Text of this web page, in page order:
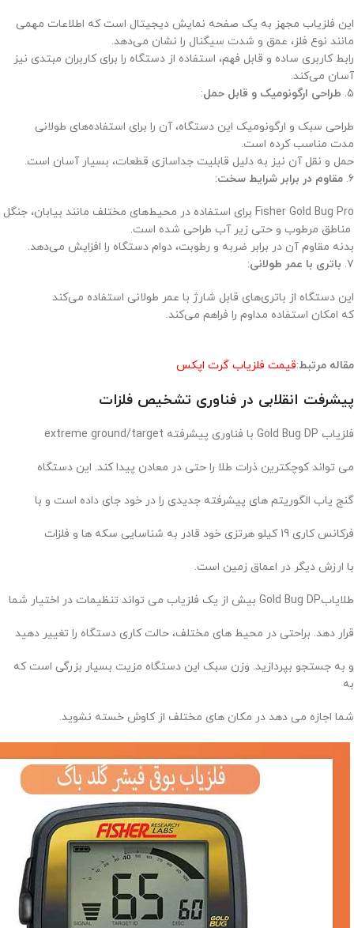
این فلزیاب مجهز به یک صفحه نمایش دیجیتال است که اطلاعات مهمی
مانند نوع فلز، عمق و شدت سیگنال را نشان می‌دهد.
رابط کاربری ساده و قابل فهم، استفاده از دستگاه را برای کاربران مبتدی نیز
آسان می‌کند.
۵. طراحی ارگونومیک و قابل حمل:
طراحی سبک و ارگونومیک این دستگاه، آن را برای استفاده‌های طولانی‌
مدت مناسب کرده است.
حمل و نقل آن نیز به دلیل قابلیت جداسازی قطعات، بسیار آسان است.
۶. مقاوم در برابر شرایط سخت:
Fisher Gold Bug Pro برای استفاده در محیط‌های مختلف مانند بیابان، جنگل
مناطق مرطوب و حتی زیر آب طراحی شده است.
بدنه مقاوم آن در برابر ضربه و رطوبت، دوام دستگاه را افزایش می‌دهد.
۷. باتری با عمر طولانی:
این دستگاه از باتری‌های قابل شارژ با عمر طولانی استفاده می‌کند
که امکان استفاده مداوم را فراهم می‌کند.
مقاله مرتبط:قیمت فلزیاب گرت اپکس
پیشرفت انقلابی در فناوری تشخیص فلزات
فلزیاب Gold Bug DP با فناوری پیشرفته extreme ground/target
می تواند کوچکترین ذرات طلا را حتی در معادن پیدا کند. این دستگاه
گنج یاب الگوریتم های پیشرفته جدیدی را در خود جای داده است و با
فرکانس کاری 19 کیلو هرتزی خود قادر به شناسایی سکه ها و فلزات
با ارزش دیگر در اعماق زمین است.
طلایابGold Bug DP بیش از یک فلزیاب می تواند تنظیمات در اختیار شما
قرار دهد. براحتی در محیط های مختلف، حالت کاری دستگاه را تغییر دهید
و به جستجو بپردازید. وزن سبک این دستگاه مزیت بسیار بزرگی است که
به
شما اجازه می دهد در مکان های مختلف از کاوش خسته نشوید.